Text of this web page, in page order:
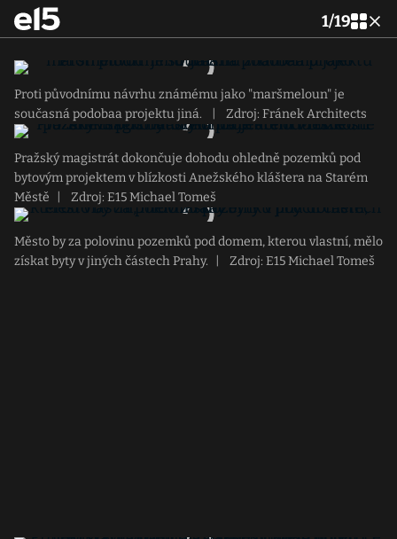
1/19
Proti původnímu návrhu známému jako "maršmeloun" je
současná podobaa projektu jiná.
Zdroj: Fránek Architects
Pražský magistrát dokončuje dohodu ohledně pozemků pod
bytovým projektem v blízkosti Anežského kláštera na Starém
Městě
Zdroj: E15 Michael Tomeš
Město by za polovinu pozemků pod domem, kterou vlastní, mělo
získat byty v jiných částech Prahy.
Zdroj: E15 Michael Tomeš